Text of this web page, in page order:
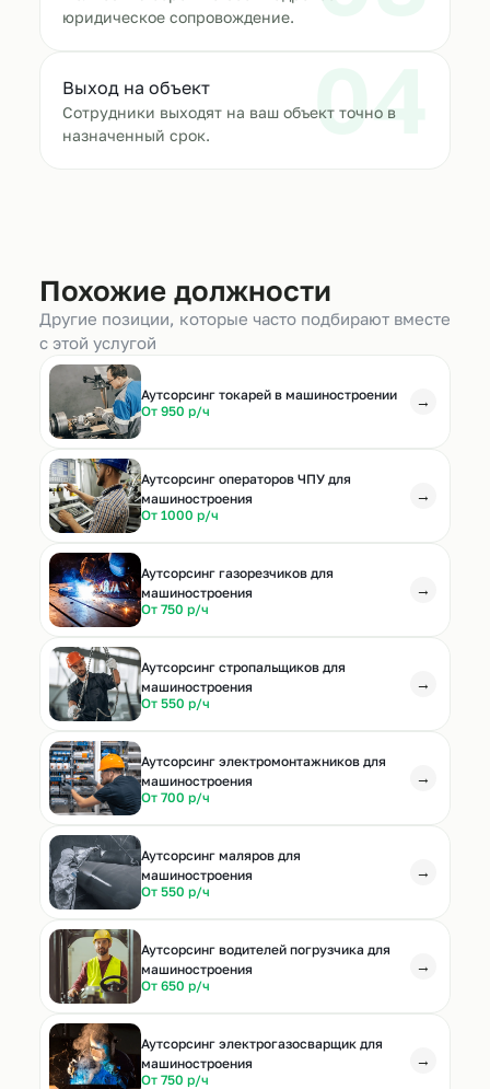
юридическое сопровождение.
04
Выход на объект
Сотрудники выходят на ваш объект точно в
назначенный срок.
Похожие должности
Другие позиции, которые часто подбирают вместе
с этой услугой
Аутсорсинг токарей в машиностроении
От 950 р/ч
→
Аутсорсинг операторов ЧПУ для
машиностроения
От 1000 р/ч
→
Аутсорсинг газорезчиков для
машиностроения
От 750 р/ч
→
Аутсорсинг стропальщиков для
машиностроения
От 550 р/ч
→
Аутсорсинг электромонтажников для
машиностроения
От 700 р/ч
→
Аутсорсинг маляров для
машиностроения
От 550 р/ч
→
Аутсорсинг водителей погрузчика для
машиностроения
От 650 р/ч
→
Аутсорсинг электрогазосварщик для
машиностроения
От 750 р/ч
→